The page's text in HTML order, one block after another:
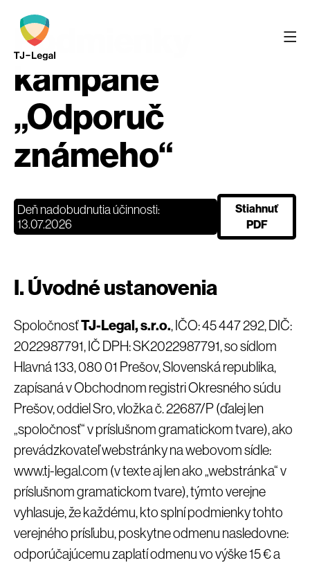
Podmienky
kampane
„Odporuč
známeho“
Deň nadobudnutia účinnosti:
13.07.2026
Stiahnuť
PDF
I. Úvodné ustanovenia
SpoločnosťTJ-Legal, s.r.o., IČO: 45 447 292, DIČ:
2022987791, IČ DPH: SK2022987791, so sídlom
Hlavná 133, 080 01 Prešov, Slovenská republika,
zapísaná v Obchodnom registri Okresného súdu
Prešov, oddiel Sro, vložka č. 22687/P (ďalej len
„spoločnosť“ v príslušnom gramatickom tvare), ako
prevádzkovateľ webstránky na webovom sídle:
www.tj-legal.com (v texte aj len ako „webstránka“ v
príslušnom gramatickom tvare), týmto verejne
vyhlasuje, že každému, kto splní podmienky tohto
verejného prísľubu, poskytne odmenu nasledovne:
odporúčajúcemu zaplatí odmenu vo výške 15 € a